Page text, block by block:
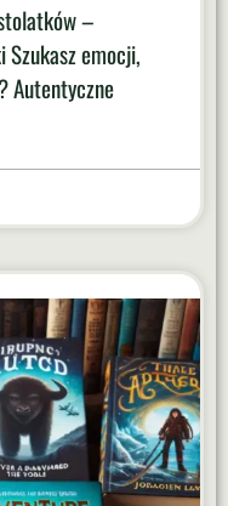
–
Szukasz emocji,
Autentyczne